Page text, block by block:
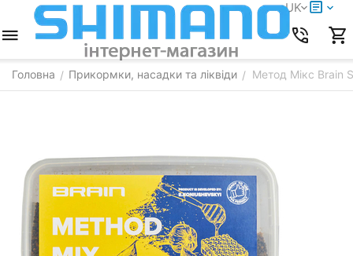
UK
Головна / Прикормки, насадки та ліквіди / Метод Мікс Brain